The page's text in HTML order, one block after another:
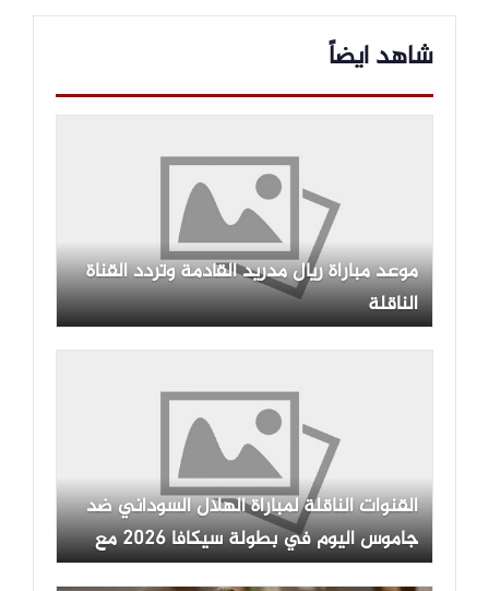
شاهد ايضاً
موعد مباراة ريال مدريد القادمة وتردد القناة
الناقلة
القنوات الناقلة لمباراة الهلال السوداني ضد
جاموس اليوم في بطولة سيكافا 2026 مع
الموعد